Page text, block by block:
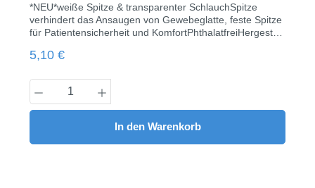
*NEU*weiße Spitze & transparenter SchlauchSpitze
verhindert das Ansaugen von Gewebeglatte, feste Spitze
für Patientensicherheit und KomfortPhthalatfreiHergestellt
Regulärer Preis:
5,10 €
Produkt Anzahl: Gib den gewünschten
In den Warenkorb